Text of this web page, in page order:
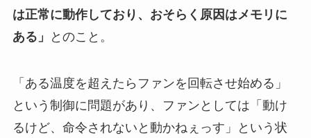
は正常に動作しており、おそらく原因はメモリに
ある」
とのこと。
「ある温度を超えたらファンを回転させ始める」
という制御に問題があり、ファンとしては「動け
るけど、命令されないと動かねぇっす」という状